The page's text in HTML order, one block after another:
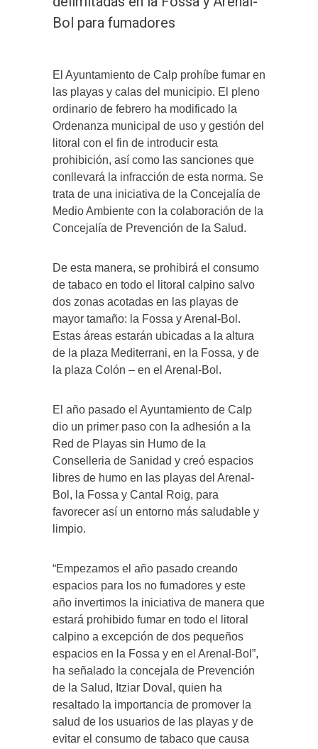
Bol para fumadores
El Ayuntamiento de Calp prohíbe fumar en
las playas y calas del municipio. El pleno
ordinario de febrero ha modificado la
Ordenanza municipal de uso y gestión del
litoral con el fin de introducir esta
prohibición, así como las sanciones que
conllevará la infracción de esta norma. Se
trata de una iniciativa de la Concejalía de
Medio Ambiente con la colaboración de la
Concejalía de Prevención de la Salud.
De esta manera, se prohibirá el consumo
de tabaco en todo el litoral calpino salvo
dos zonas acotadas en las playas de
mayor tamaño: la Fossa y Arenal-Bol.
Estas áreas estarán ubicadas a la altura
de la plaza Mediterrani, en la Fossa, y de
la plaza Colón – en el Arenal-Bol.
El año pasado el Ayuntamiento de Calp
dio un primer paso con la adhesión a la
Red de Playas sin Humo de la
Conselleria de Sanidad y creó espacios
libres de humo en las playas del Arenal-
Bol, la Fossa y Cantal Roig, para
favorecer así un entorno más saludable y
limpio.
“Empezamos el año pasado creando
espacios para los no fumadores y este
año invertimos la iniciativa de manera que
estará prohibido fumar en todo el litoral
calpino a excepción de dos pequeños
espacios en la Fossa y en el Arenal-Bol”,
ha señalado la concejala de Prevención
de la Salud, Itziar Doval, quien ha
resaltado la importancia de promover la
salud de los usuarios de las playas y de
evitar el consumo de tabaco que causa